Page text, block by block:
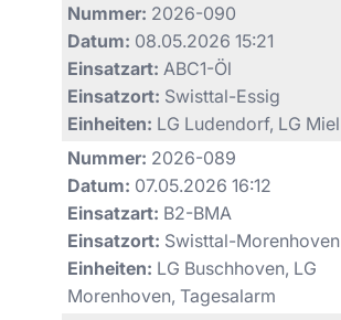
Nummer: 2026-090
Datum: 08.05.2026 15:21
Einsatzart: ABC1-Öl
Einsatzort: Swisttal-Essig
Einheiten: LG Ludendorf, LG Miel
Nummer: 2026-089
Datum: 07.05.2026 16:12
Einsatzart: B2-BMA
Einsatzort: Swisttal-Morenhoven
Einheiten: LG Buschhoven, LG
Morenhoven, Tagesalarm